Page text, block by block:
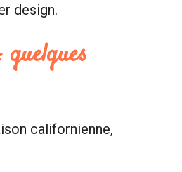
design.
californienne,